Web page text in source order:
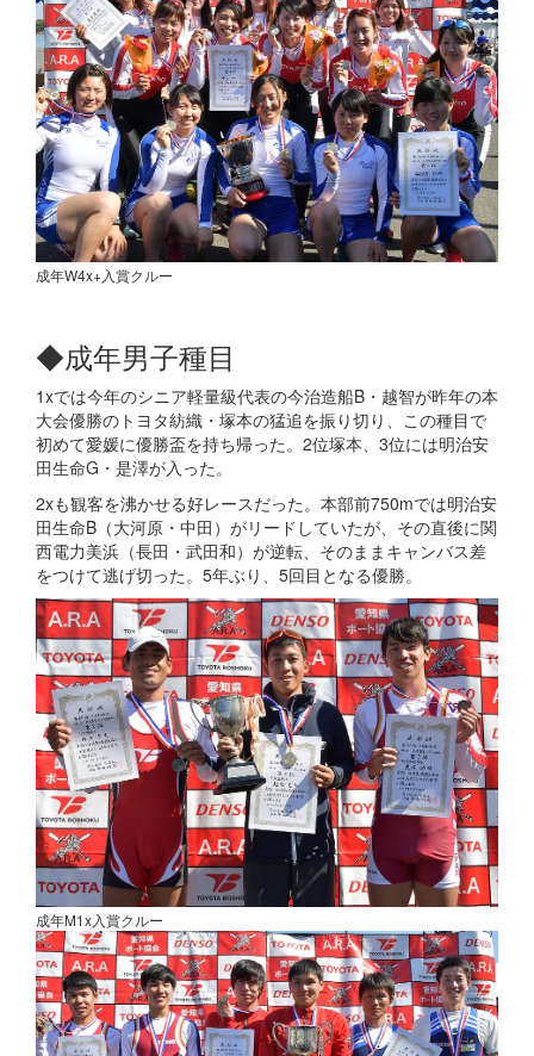
成年W4x+入賞クルー
◆成年男子種目
1xでは今年のシニア軽量級代表の今治造船B・越智が昨年の本
大会優勝のトヨタ紡織・塚本の猛追を振り切り、この種目で
初めて愛媛に優勝盃を持ち帰った。2位塚本、3位には明治安
田生命G・是澤が入った。
2xも観客を沸かせる好レースだった。本部前750mでは明治安
田生命B（大河原・中田）がリードしていたが、その直後に関
西電力美浜（長田・武田和）が逆転、そのままキャンバス差
をつけて逃げ切った。5年ぶり、5回目となる優勝。
成年M1x入賞クルー